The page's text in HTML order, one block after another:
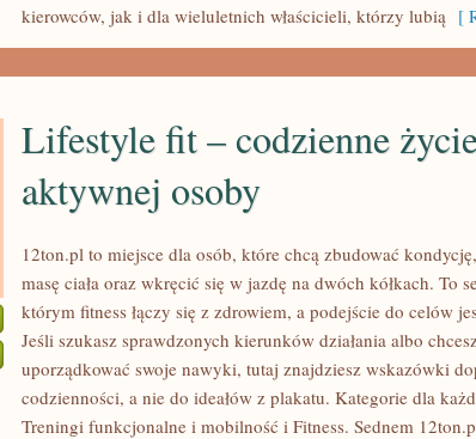
kierowców, jak i dla wieluletnich właścicieli, którzy lubią [
Lifestyle fit – codzienne
aktywnej osoby
12ton.pl to miejsce dla osób, które chcą zbudować
masę ciała oraz wkręcić się w jazdę na dwóch kółkach. To
którym fitness łączy się z zdrowiem, a podejście do celów
Jeśli szukasz sprawdzonych kierunków działania albo
uporządkować swoje nawyki, tutaj znajdziesz wskazówki
codzienności, a nie do ideałów z plakatu. Kategorie dla
Treningi funkcjonalne i mobilność i Fitness. Sednem